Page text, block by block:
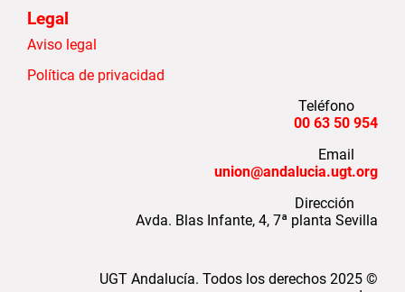
Legal
Aviso legal
Política de privacidad
Teléfono
954 50 63 00
Email
union@andalucia.ugt.org
Dirección
Avda. Blas Infante, 4, 7ª planta Sevilla
©
2025
UGT Andalucía. Todos los derechos